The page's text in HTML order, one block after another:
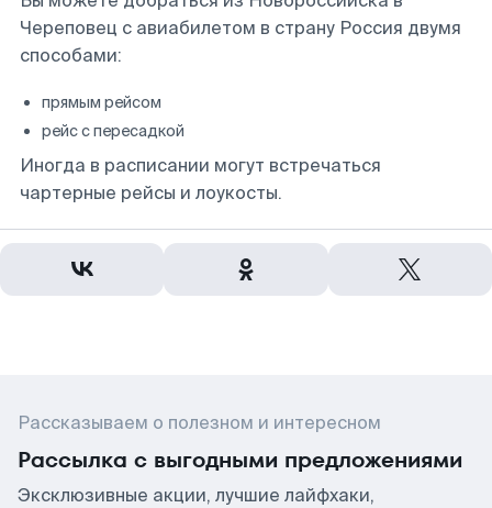
Череповец с авиабилетом в страну Россия двумя
способами:
прямым рейсом
рейс с пересадкой
Иногда в расписании могут встречаться
чартерные рейсы и лоукосты.
Рассказываем о полезном и интересном
Рассылка с выгодными предложениями
Эксклюзивные акции, лучшие лайфхаки,